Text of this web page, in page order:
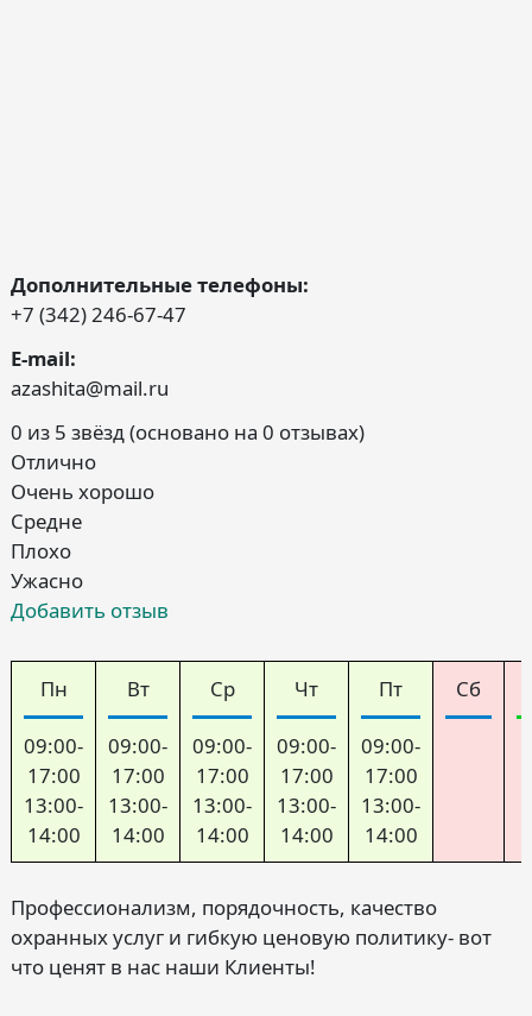
Дополнительные телефоны:
+7 (342) 246-67-47
E-mail:
azashita@mail.ru
0 из 5 звёзд (основано на 0 отзывах)
Отлично
Очень хорошо
Средне
Плохо
Ужасно
Добавить отзыв
Пн
09:00-
17:00
13:00-
14:00
Вт
09:00-
17:00
13:00-
14:00
Ср
09:00-
17:00
13:00-
14:00
Чт
09:00-
17:00
13:00-
14:00
Пт
09:00-
17:00
13:00-
14:00
Сб
Профессионализм, порядочность, качество
охранных услуг и гибкую ценовую политику- вот
что ценят в нас наши Клиенты!